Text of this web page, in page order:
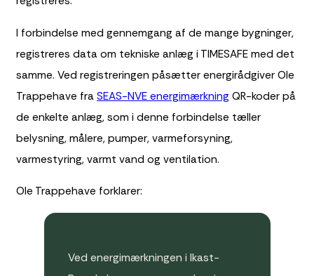
I forbindelse med gennemgang af de mange bygninger,
registreres data om tekniske anlæg i TIMESAFE med det
samme. Ved registreringen påsætter energirådgiver Ole
Trappehave fra SEAS-NVE energimærkning QR-koder på
de enkelte anlæg, som i denne forbindelse tæller
belysning, målere, pumper, varmeforsyning,
varmestyring, varmt vand og ventilation.
Ole Trappehave forklarer:
Ved energimærkningen i Ikast-